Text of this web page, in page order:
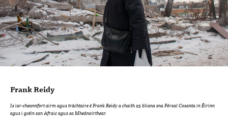
Frank Reidy
Is iar-cheannfort airm agus tráchtaire é Frank Reidy a chaith 25 bliana sna Fórsaí Cosanta in Éirinn
agus i gcéin san Afraic agus sa Mheánoirthear.